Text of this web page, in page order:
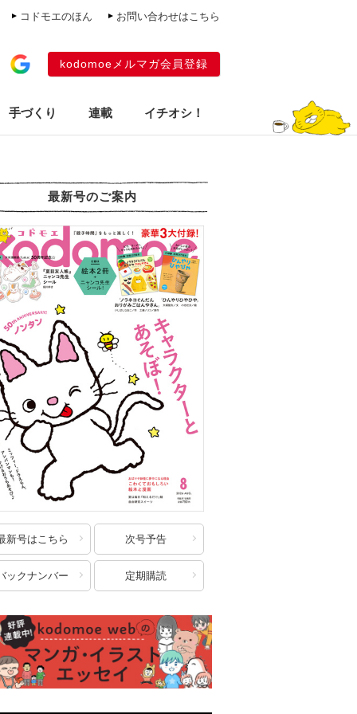
コドモエのほん お問い合わせはこちら
kodomoeメルマガ会員登録
手づくり 連載 イチオシ！
最新号のご案内
新号はこちら 次号予告
ックナンバー 定期購読